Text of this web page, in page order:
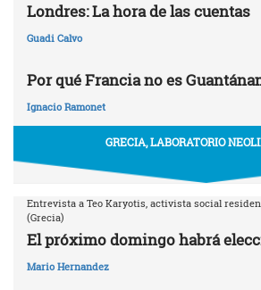
Londres: La hora de las cuentas
Guadi Calvo
Por qué Francia no es
Ignacio Ramonet
GRECIA, LABORATORIO
Entrevista a Teo Karyotis, activista social
(Grecia)
El próximo domingo habrá
Mario Hernandez